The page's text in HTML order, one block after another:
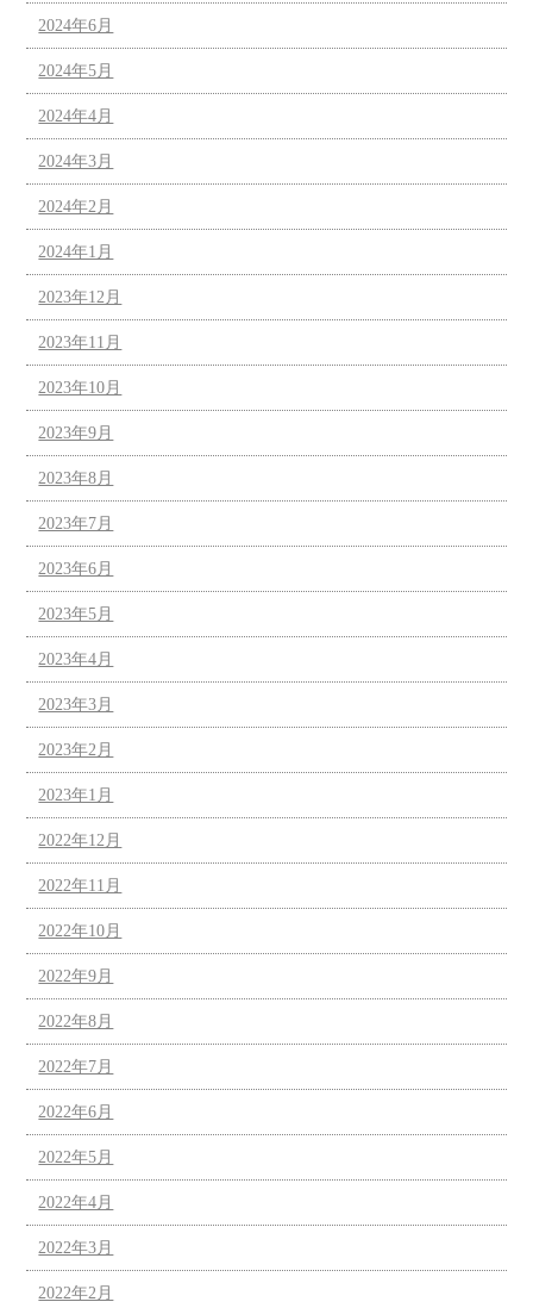
2024年6月
2024年5月
2024年4月
2024年3月
2024年2月
2024年1月
2023年12月
2023年11月
2023年10月
2023年9月
2023年8月
2023年7月
2023年6月
2023年5月
2023年4月
2023年3月
2023年2月
2023年1月
2022年12月
2022年11月
2022年10月
2022年9月
2022年8月
2022年7月
2022年6月
2022年5月
2022年4月
2022年3月
2022年2月